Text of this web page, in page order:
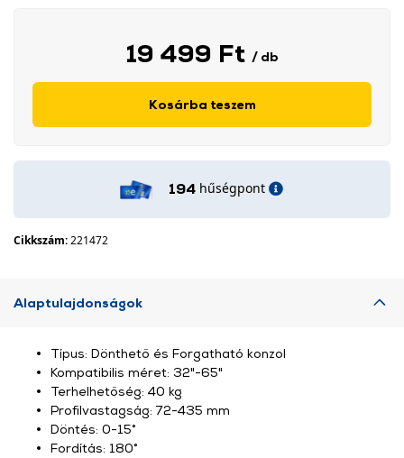
19 499 Ft / db
Kosárba teszem
194 hűségpont
Cikkszám:221472
Alaptulajdonságok
Típus: Dönthető és Forgatható konzol
Kompatibilis méret: 32"-65"
Terhelhetőség: 40 kg
Profilvastagság: 72-435 mm
Döntés: 0-15°
Fordítás: 180°